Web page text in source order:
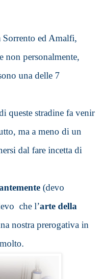
Sorrento ed Amalfi,
non personalmente,
una delle 7
queste stradine fa venir
ma a meno di un
dal fare incetta di
(devo
che l’arte della
nostra prerogativa in